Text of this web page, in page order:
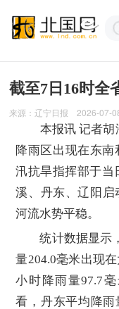
截至7日16时全
来源：辽宁日报 2026-07-
本报讯 记者胡
降雨区出现在东
汛抗旱指挥部于当
溪、丹东、辽阳
河流水势平稳。
统计数据显示，
量204.0毫米出现
小时降雨量97.7
看，丹东平均降雨